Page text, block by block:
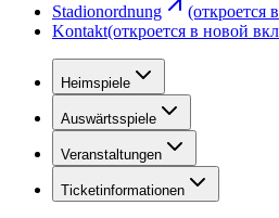
Stadionordnung
(откроется
Kontakt(откроется в новой
Heimspiele
Auswärtsspiele
Veranstaltungen
Ticketinformationen